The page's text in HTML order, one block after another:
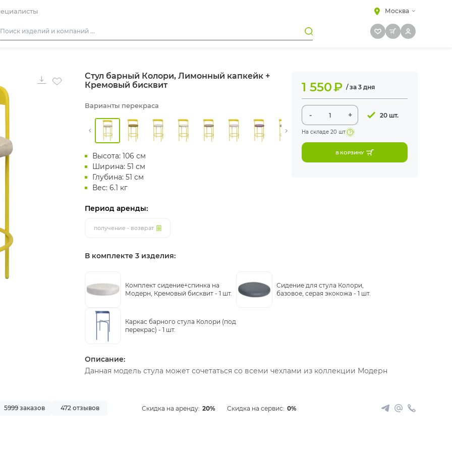
Москва
Стул барный Колори, Лимонный капкейк +
Кремовый бисквит
Варианты перекраса
Высота: 106 см
Ширина: 51 см
Глубина: 51 см
Вес: 6.1 кг
Период аренды:
получение - возврат
1 550₽ / за 3 дня
- + 20 шт.
На складе 20 шт
В КОРЗИНУ
В комплекте 3 изделия:
Комплект сидение+спинка на
Модерн, Кремовый бисквит - 1 шт.
Сидение для стула Колори,
базовое, серая экокожа - 1 шт.
Каркас барного стула Колори (под
перекрас) - 1 шт.
Описание:
Данная модель стула может сочетаться со всеми чехлами из коллекции Модерн
5999 заказов 472 отзывов Скидка на аренду: 20% Скидка на сервис: 0%